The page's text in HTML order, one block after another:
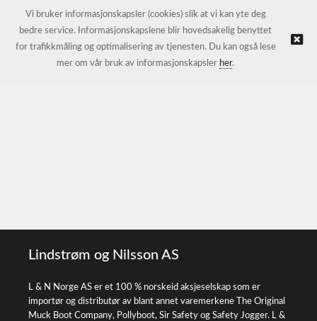
Lindstrøm og Nilsson AS
L & N Norge AS er et 100 % norskeid aksjeselskap som er
importør og distributør av blant annet varemerkene The Original
Muck Boot Company, Pollyboot, Sir Safety og Safety Jogger. L &
Vi bruker informasjonskapsler (cookies) slik at vi kan yte deg
bedre service. Informasjonskapslene blir hovedsakelig benyttet
for trafikkmåling og optimalisering av tjenesten. Du kan også lese
mer om vår bruk av informasjonskapsler her.